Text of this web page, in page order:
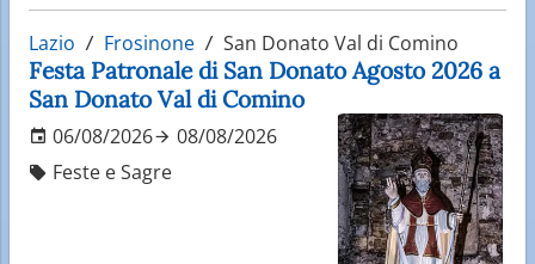
Lazio Frosinone San Donato Val di Comino
Festa Patronale di San Donato Agosto 2026 a
San Donato Val di Comino
06/08/2026
08/08/2026
Feste e Sagre